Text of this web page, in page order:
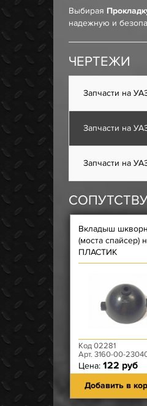
Выбирая
надежную и
ЧЕРТЕЖИ
Запчасти на
Запчасти на
Запчасти на
Вкладыш
(моста спайсер)
ПЛАСТИК
Код 02281
Арт. 3160-00-
Цена: 122 руб
Добавить в